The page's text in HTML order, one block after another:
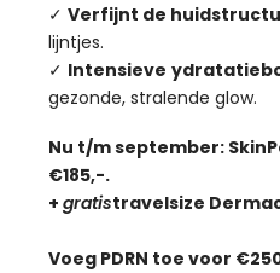
✓ Verfijnt de
lijntjes.
✓ Intensieve
gezonde, stralende glow.
Nu t/m september:
€185,-.
+ gratistravelsize
Voeg PDRN toe voor